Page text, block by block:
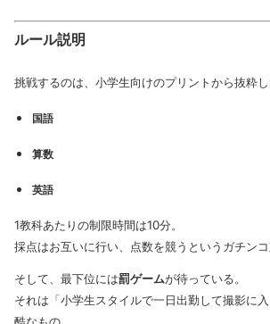
ルール説明
挑戦するのは、小学生向けのプリントから抜粋し
国語
算数
英語
1教科あたりの制限時間は10分。
採点はお互いに行い、点数を競うというガチンコ
そして、最下位には罰ゲームが待っている。
それは「小学生スタイルで一日出勤して撮影に
酷なもの。